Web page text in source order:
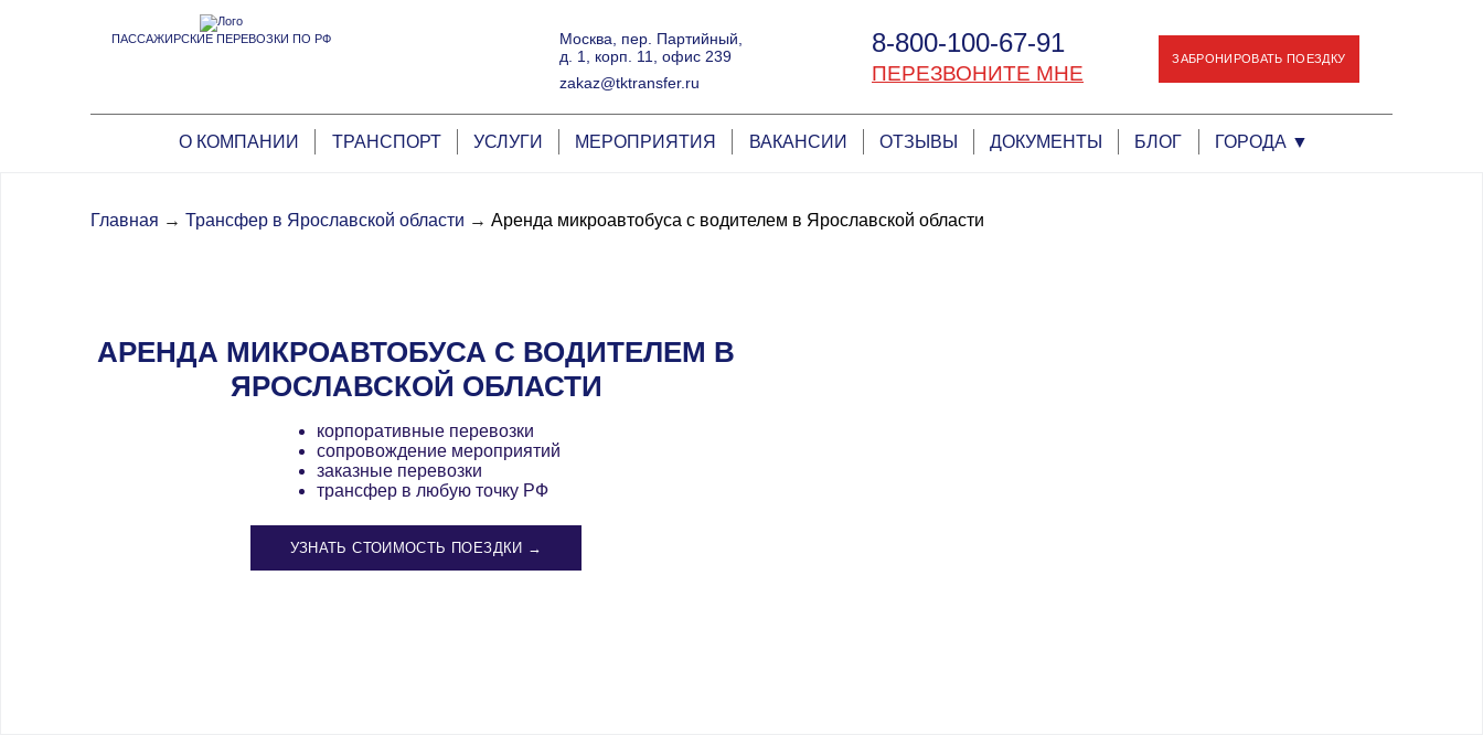
ПАССАЖИРСКИЕ ПЕРЕВОЗКИ ПО РФ
ЗАБРОНИРОВАТЬ ПОЕЗДКУ
8-800-100-67-91
ПЕРЕЗВОНИТЕ МНЕ
Москва, пер. Партийный,
д. 1, корп. 11, офис 239
zakaz@tktransfer.ru
О КОМПАНИИ ТРАНСПОРТ УСЛУГИ МЕРОПРИЯТИЯ ВАКАНСИИ ОТЗЫВЫ ДОКУМЕНТЫ БЛОГ ГОРОДА ▼
Главная → Трансфер в Ярославской области → Аренда микроавтобуса с водителем в Ярославской области
АРЕНДА МИКРОАВТОБУСА С ВОДИТЕЛЕМ В
ЯРОСЛАВСКОЙ ОБЛАСТИ
корпоративные перевозки
сопровождение мероприятий
заказные перевозки
трансфер в любую точку РФ
УЗНАТЬ СТОИМОСТЬ ПОЕЗДКИ →